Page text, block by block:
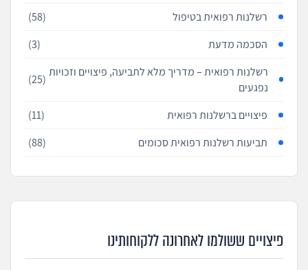
רשלנות רפואית בטיפול
(58)
הסכמה מדעת
(3)
רשלנות רפואית – מדריך מלא לתביעה, פיצויים וזכויות
נפגעים
(25)
פיצויים ברשלנות רפואית
(11)
תביעות רשלנות רפואית סכומים
(88)
פיצויים ששולמו לאחרונה ללקוחותינו